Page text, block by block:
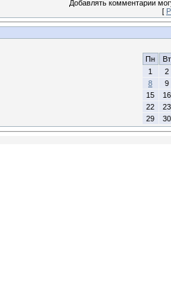
Добавлять комментарии
[
Пн
Вт
1
2
8
9
15
16
22
23
29
30